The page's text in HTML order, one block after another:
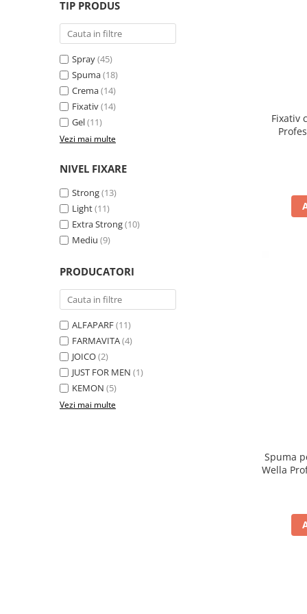
TIP PRODUS
Spray(45)
Spuma(18)
Crema(14)
Fixativ(14)
Gel(11)
Vezi mai multe
NIVEL FIXARE
Strong(13)
Light(11)
Extra Strong(10)
Mediu (9)
PRODUCATORI
ALFAPARF(11)
FARMAVITA(4)
JOICO(2)
JUST FOR MEN (1)
KEMON (5)
Vezi mai multe
Fixativ
Spuma
Wella